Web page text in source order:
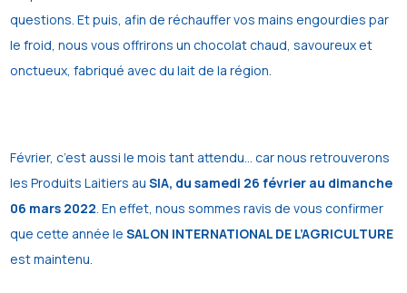
questions. Et puis, afin de réchauffer vos mains engourdies par
le froid, nous vous offrirons un chocolat chaud, savoureux et
onctueux, fabriqué avec du lait de la région.
Février, c’est aussi le mois tant attendu… car nous retrouverons
les Produits Laitiers auSIA, du samedi 26 février au dimanche
06 mars 2022. En effet, nous sommes ravis de vous confirmer
que cette année leSALON INTERNATIONAL DE L’AGRICULTURE
est maintenu.